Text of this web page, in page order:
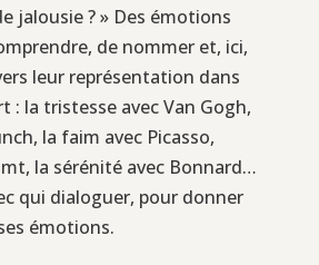
jalousie ? » Des émotions
de nommer et, ici,
leur représentation dans
: la tristesse avec Van Gogh,
la faim avec Picasso,
la sérénité avec Bonnard…
qui dialoguer, pour donner
émotions.